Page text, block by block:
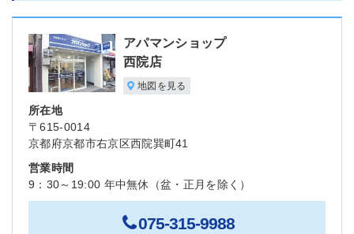
アパマンショップ
西院店
地図を見る
所在地
〒615-0014
京都府京都市右京区西院巽町41
営業時間
9：30～19:00 年中無休（盆・正月を除く）
075-315-9988